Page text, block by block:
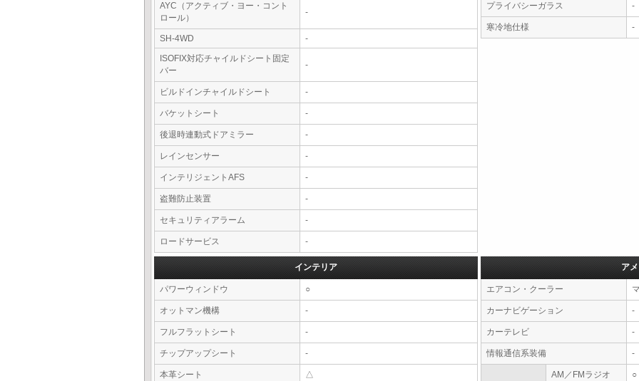
AYC（アクティブ・ヨー・コント
ロール）
-
SH-4WD
-
ISOFIX対応チャイルドシート固定
バー
-
ビルドインチャイルドシート -
バケットシート -
後退時連動式ドアミラー -
レインセンサー -
インテリジェントAFS -
盗難防止装置 -
セキュリティアラーム -
ロードサービス -
プライバシーガラス -
寒冷地仕様 -
インテリア
パワーウィンドウ ○
オットマン機構 -
フルフラットシート -
チップアップシート -
本革シート △
ア
エアコン・クーラー
カーナビゲーション -
カーテレビ -
情報通信系装備 -
AM／FMラジオ ○